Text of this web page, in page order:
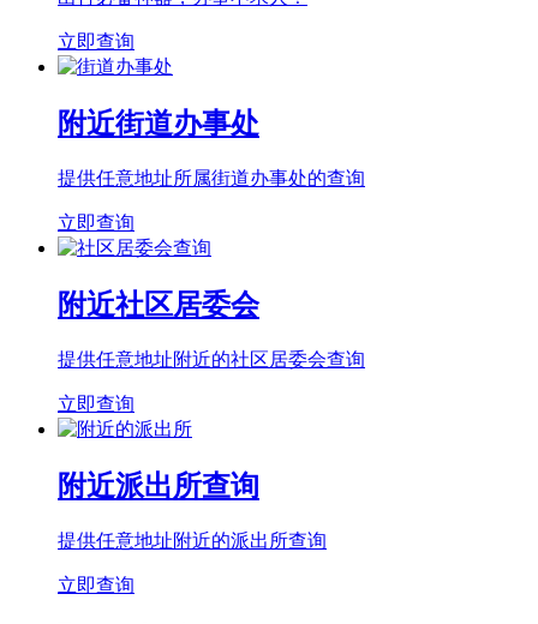
立即查询
附近街道办事处
提供任意地址所属街道办事处的查询
立即查询
附近社区居委会
提供任意地址附近的社区居委会查询
立即查询
附近派出所查询
提供任意地址附近的派出所查询
立即查询